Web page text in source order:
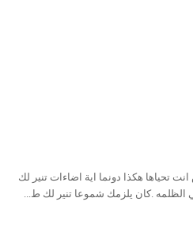
تحياها هكذا دونما اية اضاءات تنير لك
.كان يلزمك شموعا تنير لك ط...